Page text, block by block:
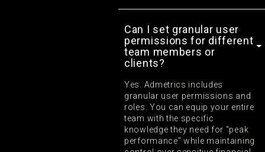
Can I set granular user
permissions for different
team members or
clients?
Yes. Admetrics includes
granular user permissions and
roles. You can equip your entire
team with the specific
knowledge they need for "peak
performance" while maintaining